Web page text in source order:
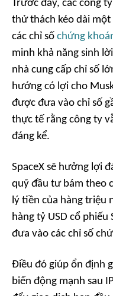
Trước đây, các công
thử thách kéo dài
các chỉ số chứng
minh khả năng sinh
nhà cung cấp chỉ số
hướng có lợi cho
được đưa vào chỉ số
thực tế rằng công ty
đáng kể.
SpaceX sẽ hưởng lợi
quỹ đầu tư bám theo
lý tiền của hàng triệu
hàng tỷ USD cổ phiếu
đưa vào các chỉ số
Điều đó giúp ổn định
biến động mạnh sau